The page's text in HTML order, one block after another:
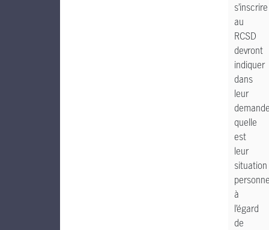
s’inscrire
au
RCSD
devront
indiquer
dans
leur
quelle
est
leur
situation
à
l’égard
de